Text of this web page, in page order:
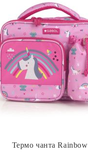
Термо чанта Rainbow